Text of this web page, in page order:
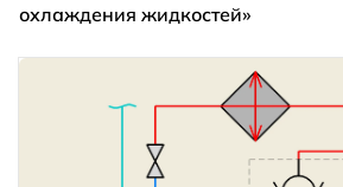
охлаждения жидкостей»